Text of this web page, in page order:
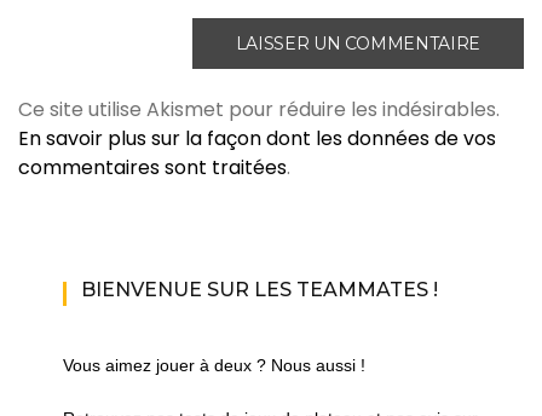
Ce site utilise Akismet pour réduire les indésirables.
En savoir plus sur la façon dont les données de vos
commentaires sont traitées.
BIENVENUE SUR LES TEAMMATES !
Vous aimez jouer à deux ? Nous aussi !